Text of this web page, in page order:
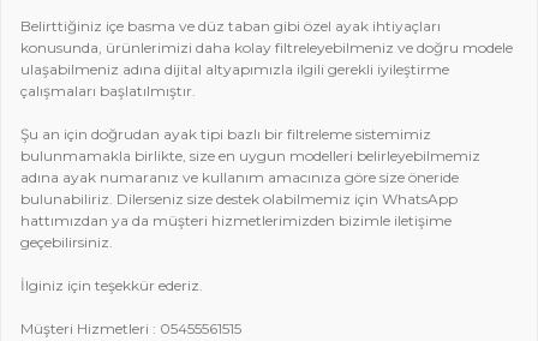
Belirttiğiniz içe basma ve düz taban gibi özel ayak ihtiyaçları
konusunda, ürünlerimizi daha kolay filtreleyebilmeniz ve doğru modele
ulaşabilmeniz adına dijital altyapımızla ilgili gerekli iyileştirme
çalışmaları başlatılmıştır.
Şu an için doğrudan ayak tipi bazlı bir filtreleme sistemimiz
bulunmamakla birlikte, size en uygun modelleri belirleyebilmemiz
adına ayak numaranız ve kullanım amacınıza göre size öneride
bulunabiliriz. Dilerseniz size destek olabilmemiz için WhatsApp
hattımızdan ya da müşteri hizmetlerimizden bizimle iletişime
geçebilirsiniz.
İlginiz için teşekkür ederiz.
Müşteri Hizmetleri : 05455561515